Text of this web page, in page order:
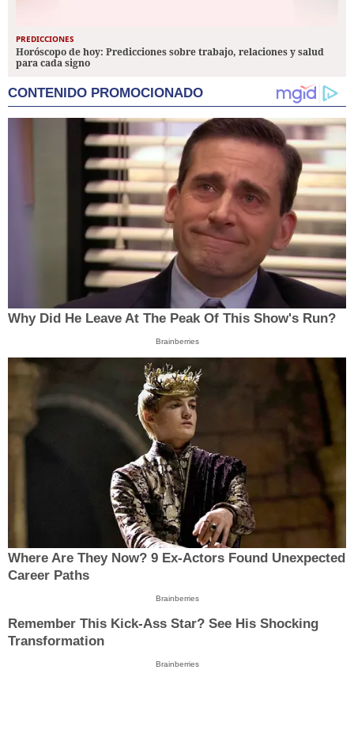
PREDICCIONES
Horóscopo de hoy: Predicciones sobre trabajo, relaciones y salud
para cada signo
CONTENIDO PROMOCIONADO
Why Did He Leave At The Peak Of This Show's Run?
Brainberries
Where Are They Now? 9 Ex-Actors Found Unexpected
Career Paths
Brainberries
Remember This Kick-Ass Star? See His Shocking
Transformation
Brainberries